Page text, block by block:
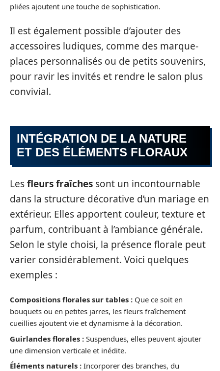
pliées ajoutent une touche de sophistication.
Il est également possible d’ajouter des
accessoires ludiques, comme des marque-
places personnalisés ou de petits souvenirs,
pour ravir les invités et rendre le salon plus
convivial.
INTÉGRATION DE LA NATURE
ET DES ÉLÉMENTS FLORAUX
Lesfleurs fraîches sont un incontournable
dans la structure décorative d’un mariage en
extérieur. Elles apportent couleur, texture et
parfum, contribuant à l’ambiance générale.
Selon le style choisi, la présence florale peut
varier considérablement. Voici quelques
exemples :
Compositions florales sur tables : Que ce soit en
bouquets ou en petites jarres, les fleurs fraîchement
cueillies ajoutent vie et dynamisme à la décoration.
Guirlandes florales : Suspendues, elles peuvent ajouter
une dimension verticale et inédite.
Éléments naturels : Incorporer des branches, du